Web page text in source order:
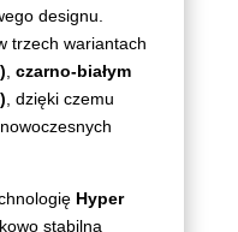
designu.
trzech wariantach
, czarno‑białym
, dzięki czemu
Hyper
stabilną